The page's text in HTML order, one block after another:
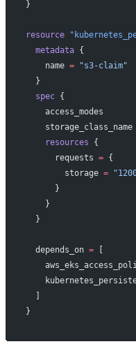
}
resource
  metadata
{
    name
= "s3-claim"
  }
  spec
{
    access_modes
    storage_class_name
    resources
{
      requests
= {
        storage
=
      }
    }
  }
  depends_on
= [
}